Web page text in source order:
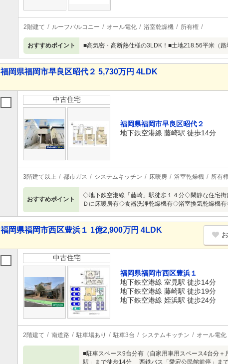
2階建て ルーフバルコニー オール電化 浴室乾燥機 所有権
おすすめポイント ■高気密・高断熱仕様の3LDK！■土地218.56平米（路
福岡県福岡市早良区昭代２ 5,730万円 4LDK
中古住宅
福岡県福岡市早良区昭代２
地下鉄空港線 藤崎駅 徒歩14分
3階建て以上 都市ガス システムキッチン 床暖房 浴室乾燥機 所有
おすすめポイント
◇地下鉄空港線「藤崎」駅徒歩１４分◇閑静な住宅
Ｄに床暖房有◇食器洗浄乾燥機有◇浴室換気乾燥機
福岡県福岡市西区豊浜１ 1億2,900万円 4LDK
中古住宅
福岡県福岡市西区豊浜１
地下鉄空港線 室見駅 徒歩14分
地下鉄空港線 藤崎駅 徒歩19分
地下鉄空港線 姪浜駅 徒歩24分
2階建て 南道路 駐車場あり 駐車3台 システムキッチン オール電化
■駐車スペース9台分有（自家用車用スペース4台分
駅」まで徒歩14分 西鉄バス「愛宕公民館前停」ま